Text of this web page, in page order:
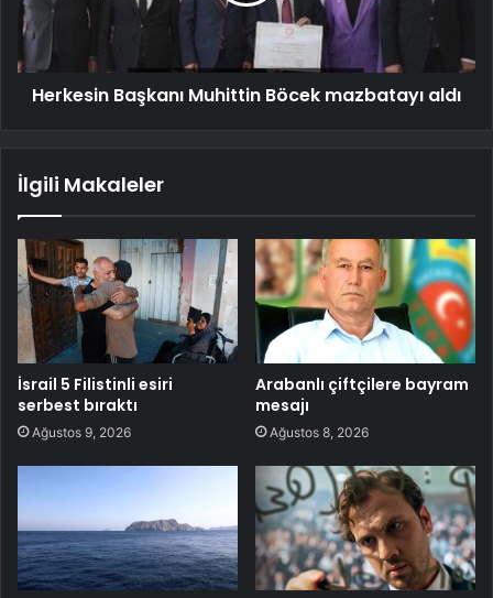
Herkesin Başkanı Muhittin Böcek mazbatayı aldı
İlgili Makaleler
İsrail 5 Filistinli esiri
serbest bıraktı
Ağustos 9, 2026
Arabanlı çiftçilere bayram
mesajı
Ağustos 8, 2026